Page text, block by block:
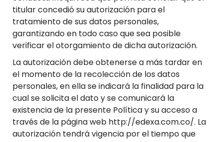
titular concedió su autorización para el
tratamiento de sus datos personales,
garantizando en todo caso que sea posible
verificar el otorgamiento de dicha autorización.
La autorización debe obtenerse a más tardar en
el momento de la recolección de los datos
personales, en ella se indicará la finalidad para la
cual se solicita el dato y se comunicará la
existencia de la presente Política y su acceso a
través de la página web http://edexa.com.co/. La
autorización tendrá vigencia por el tiempo que